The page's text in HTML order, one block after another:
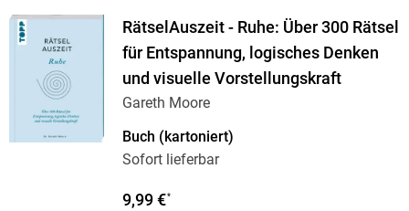
RätselAuszeit - Ruhe: Über 300 Rätsel
für Entspannung, logisches Denken
und visuelle Vorstellungskraft
Gareth Moore
Buch (kartoniert)
Sofort lieferbar
9,99 €*